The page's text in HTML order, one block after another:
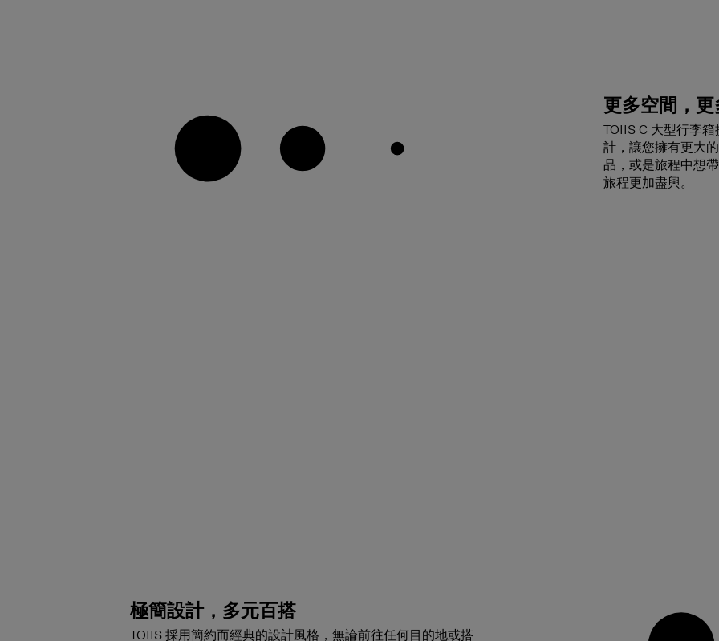
更多空間，
TOIIS C 大型行李
計，讓您擁有更大
品，或是旅程中想
旅程更加盡興。
極簡設計，多元百搭
TOIIS 採用簡約而經典的設計風格，無論前往任何目的地或搭